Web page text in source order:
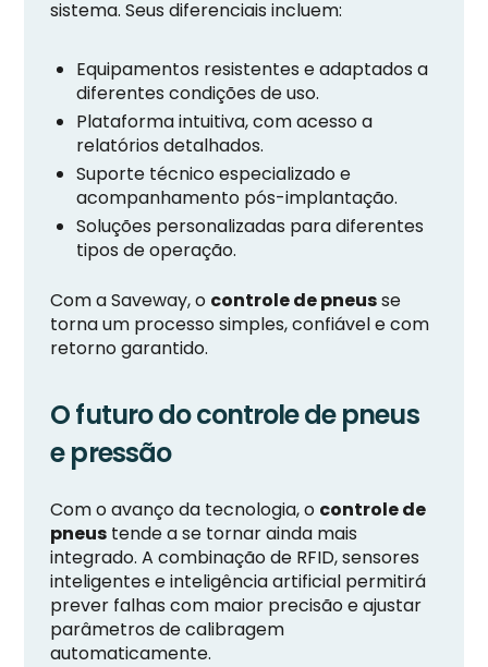
sistema. Seus diferenciais incluem:
Equipamentos resistentes e adaptados a
diferentes condições de uso.
Plataforma intuitiva, com acesso a
relatórios detalhados.
Suporte técnico especializado e
acompanhamento pós-implantação.
Soluções personalizadas para diferentes
tipos de operação.
Com a Saveway, o controle de pneusse
torna um processo simples, confiável e com
retorno garantido.
O futuro do controle de pneus
e pressão
Com o avanço da tecnologia, o controle de
pneus tende a se tornar ainda mais
integrado. A combinação de RFID, sensores
inteligentes e inteligência artificial permitirá
prever falhas com maior precisão e ajustar
parâmetros de calibragem
automaticamente.